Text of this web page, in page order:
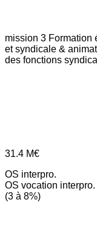
mission 3 Formation
et syndicale &
des fonctions
31.4 M€
OS interpro.
OS vocation interpro.
(3 à 8%)